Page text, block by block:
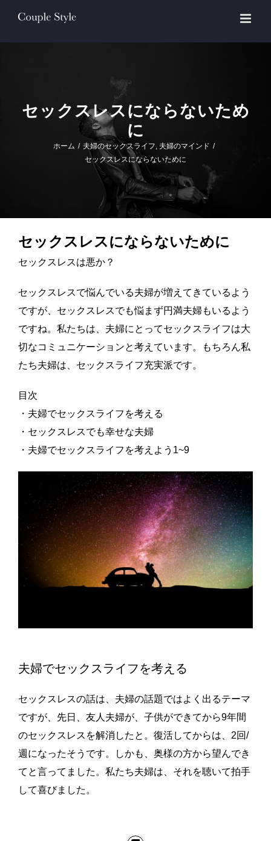
content
セックスレスにならないため
に
ホーム / 夫婦のセックスライフ, 夫婦のマインド /
セックスレスにならないために
セックスレスにならないために
セックスレスは悪か？
セックスレスで悩んでいる夫婦が増えてきているよう
ですが、セックスレスでも悩まず円満夫婦もいるよう
ですね。私たちは、夫婦にとってセックスライフは大
切なコミュニケーションと考えています。もちろん私
たち夫婦は、セックスライフ充実派です。
目次
・夫婦でセックスライフを考える
・セックスレスでも幸せな夫婦
・夫婦でセックスライフを考えよう1~9
夫婦でセックスライフを考える
セックスレスの話は、夫婦の話題ではよく出るテーマ
ですが、先日、友人夫婦が、子供ができてから9年間
のセックスレスを解消したと。復活してからは、2回/
週になったそうです。しかも、奥様の方から望んでき
てと言ってました。私たち夫婦は、それを聴いて拍手
して喜びました。